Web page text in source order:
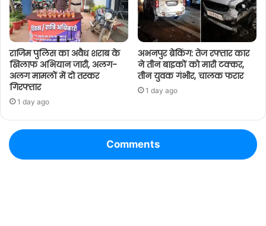
राजिम पुलिस का अवैध शराब के
खिलाफ अभियान जारी, अलग-
अलग मामलों में दो तस्कर
गिरफ्तार
1 day ago
अभनपुर ब्रेकिंग: तेज रफ्तार कार
ने तीन बाइकों को मारी टक्कर,
तीन युवक गंभीर, चालक फरार
1 day ago
Comments